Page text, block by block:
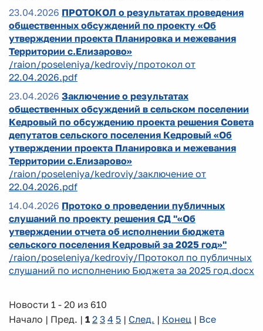
23.04.2026 ПРОТОКОЛ о результатах проведения
общественных обсуждений по проекту «Об
утверждении проекта Планировка и межевания
Территории с.Елизарово»
/raion/poseleniya/kedroviy/протокол от
22.04.2026.pdf
23.04.2026 Заключение о результатах
общественных обсуждений в сельском поселении
Кедровый по обсуждению проекта решения Совета
депутатов сельского поселения Кедровый «Об
утверждении проекта Планировка и межевания
Территории с.Елизарово»
/raion/poseleniya/kedroviy/заключение от
22.04.2026.pdf
14.04.2026 Протоко о проведении публичных
слушаний по проекту решения СД "«Об
утверждении отчета об исполнении бюджета
сельского поселения Кедровый за 2025 год»"
/raion/poseleniya/kedroviy/Протокол по публичных
слушаний по исполнению Бюджета за 2025 год.docx
Новости 1 - 20 из 610
Начало | Пред. | 1 2 3 4 5 | След. | Конец | Все